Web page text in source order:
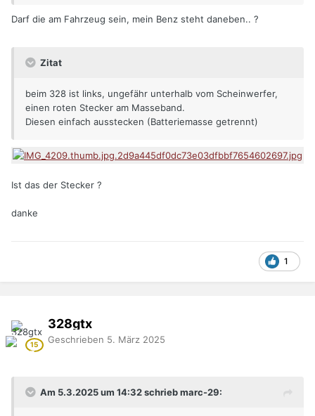
Darf die am Fahrzeug sein, mein Benz steht daneben.. ?
Zitat
beim 328 ist links, ungefähr unterhalb vom Scheinwerfer,
einen roten Stecker am Masseband.
Diesen einfach ausstecken (Batteriemasse getrennt)
Ist das der Stecker ?
danke
1
328gtx
Geschrieben 5. März 2025
Am 5.3.2025 um 14:32 schrieb marc-29: